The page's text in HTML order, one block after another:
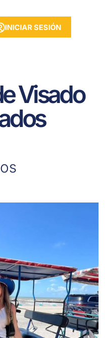
INICIAR SESIÓN
Visado